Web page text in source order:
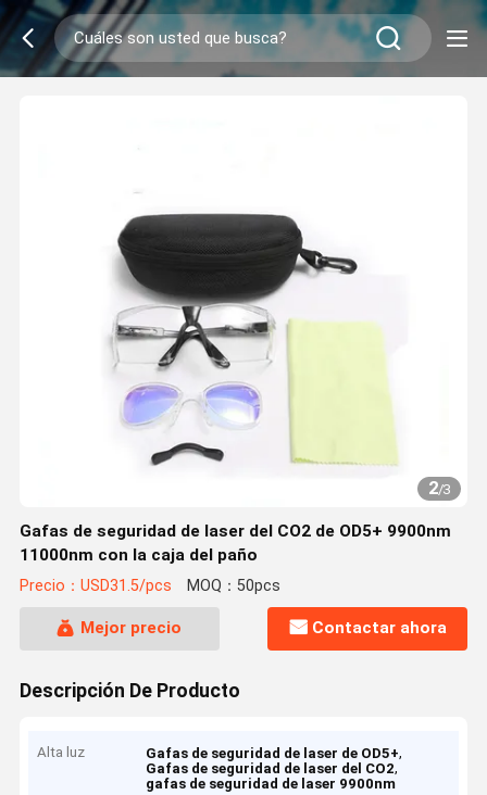
2/3
Gafas de seguridad de laser del CO2 de OD5+ 9900nm
11000nm con la caja del paño
Precio：USD31.5/pcs MOQ：50pcs
Mejor precio Contactar ahora
Descripción De Producto
Alta luz Gafas de seguridad de laser de OD5+,
Gafas de seguridad de laser del CO2,
gafas de seguridad de laser 9900nm